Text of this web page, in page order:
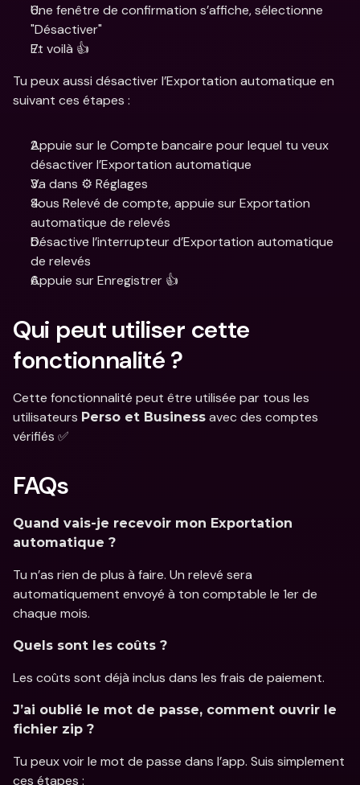
Une fenêtre de confirmation s’affiche, sélectionne
"Désactiver"
Et voilà 👍
Tu peux aussi désactiver l’Exportation automatique en
suivant ces étapes :
Appuie sur le Compte bancaire pour lequel tu veux
désactiver l’Exportation automatique
Va dans ⚙️ Réglages
Sous Relevé de compte, appuie sur Exportation
automatique de relevés
Désactive l’interrupteur d’Exportation automatique
de relevés
Appuie sur Enregistrer 👍
Qui peut utiliser cette
fonctionnalité ?
Cette fonctionnalité peut être utilisée par tous les
utilisateurs Perso et Business avec des comptes
vérifiés ✅
FAQs
Quand vais-je recevoir mon Exportation
automatique ?
Tu n’as rien de plus à faire. Un relevé sera
automatiquement envoyé à ton comptable le 1er de
chaque mois.
Quels sont les coûts ?
Les coûts sont déjà inclus dans les frais de paiement.
J’ai oublié le mot de passe, comment ouvrir le
fichier zip ?
Tu peux voir le mot de passe dans l’app. Suis simplement
ces étapes :